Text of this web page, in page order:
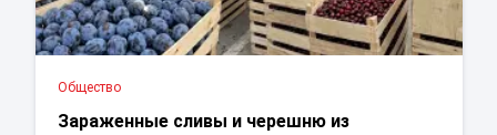
Общество
Зараженные сливы и черешню из